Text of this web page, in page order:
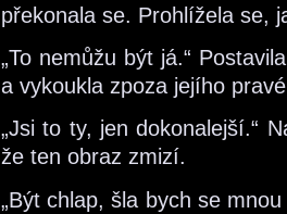
překonala se. Prohlížela se,
„To nemůžu být já.“
a vykoukla zpoza jejího
„Jsi to ty, jen dokonalejší.“
že ten obraz zmizí.
„Být chlap, šla bych se